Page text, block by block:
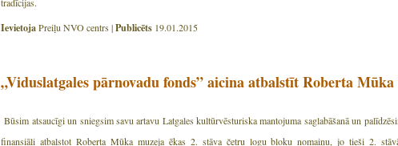
IevietojaPreiļu NVO centrs |Publicēts 19.01.2015
„Viduslatgales pārnovadu fonds” aicina atbalstīt Roberta
Būsim atsaucīgi un sniegsim savu artavu Latgales kultūrvēsturiska mantojuma saglabāšanā un
finansiāli atbalstot Roberta Mūka muzeja ēkas 2. stāva četru logu bloku nomaiņu, jo tieši 2.